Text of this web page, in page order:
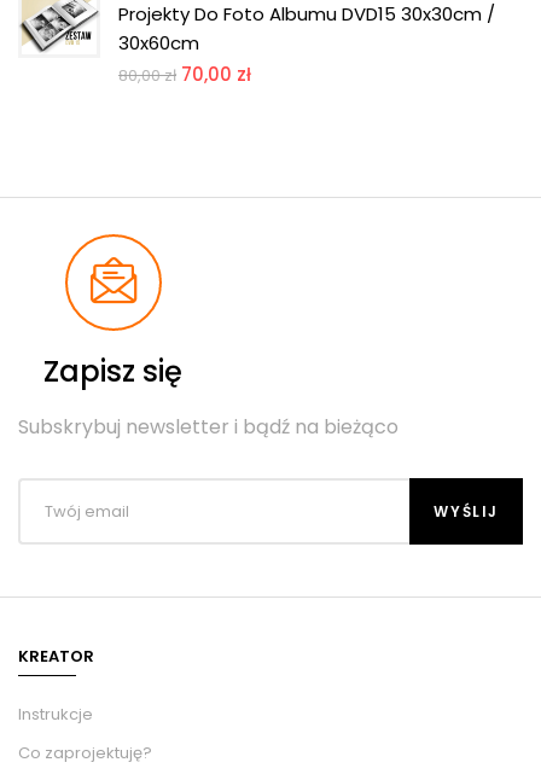
Projekty Do Foto Albumu DVD15 30x30cm /
30x60cm
80,00zł 70,00 zł
Zapisz się
Subskrybuj newsletter i bądź na bieżąco
KREATOR
Instrukcje
Co zaprojektuję?